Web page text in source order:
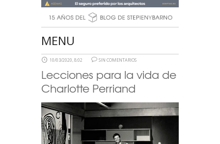
MENU
10/03/2020, 8:02 SIN COMENTARIOS
Lecciones para la vida de
Charlotte Perriand